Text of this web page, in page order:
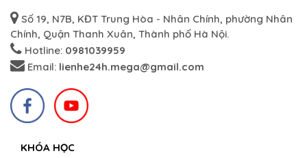
Số 19, N7B, KĐT Trung Hòa - Nhân Chính, phường Nhân
Chính, Quận Thanh Xuân, Thành phố Hà Nội.
Hotline: 0981039959
Email: lienhe24h.mega@gmail.com
KHÓA HỌC